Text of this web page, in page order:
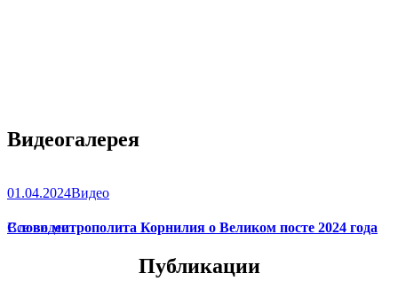
Видеогалерея
01.04.2024Видео
Слово митрополита Корнилия о Великом посте 2024 года
Все видео
Публикации